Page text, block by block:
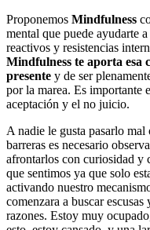
Proponemos Mindfulness
mental que puede ayudarte
reactivos y resistencias
Mindfulness te aporta esa
presente y de ser
por la marea. Es importante
aceptación y el no juicio.
A nadie le gusta pasarlo
barreras es necesario
afrontarlos con curiosidad y
que sentimos ya que solo
activando nuestro
comenzara a buscar
razones. Estoy muy